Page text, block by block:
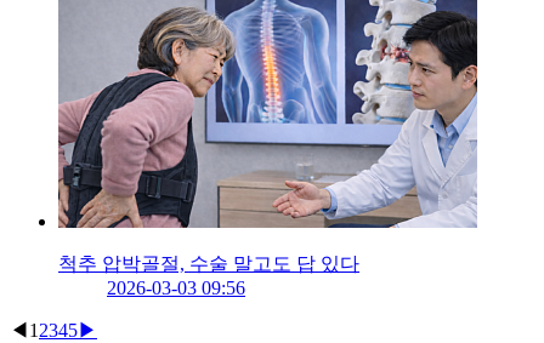
척추 압박골절, 수술 말고도 답 있다
2026-03-03 09:56
◀ 1 2345▶